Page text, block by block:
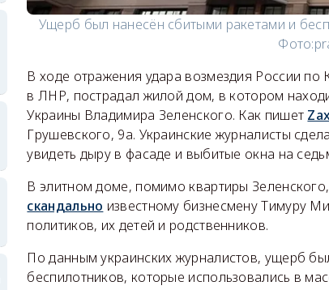
Ущерб был нанесён сбитыми ракетами и
Фото:
В ходе отражения удара возмездия России по
в ЛНР, пострадал жилой дом, в котором
Украины Владимира Зеленского. Как пишет
Грушевского, 9а. Украинские журналисты
увидеть дыру в фасаде и выбитые окна на
В элитном доме, помимо квартиры
скандально известному бизнесмену Тимуру
политиков, их детей и родственников.
По данным украинских журналистов, ущерб
беспилотников, которые использовались в